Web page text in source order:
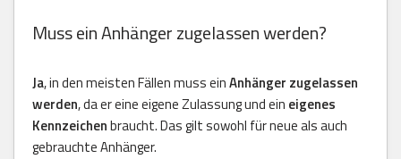
Muss ein Anhänger zugelassen werden?
Ja, in den meisten Fällen muss einAnhänger zugelassen
werden, da er eine eigene Zulassung und ein eigenes
Kennzeichenbraucht. Das gilt sowohl für neue als auch
gebrauchte Anhänger.